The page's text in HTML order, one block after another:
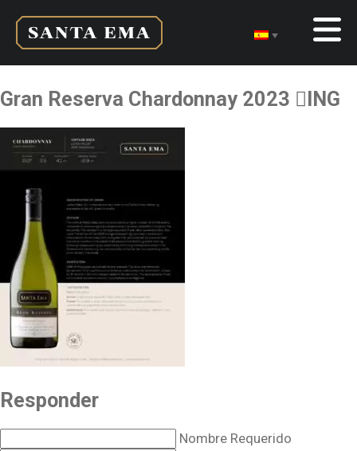
Gran Reserva Chardonnay 2023 ING
Responder
Nombre Requerido